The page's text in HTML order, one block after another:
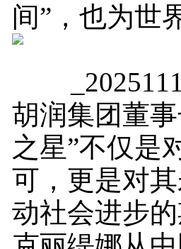
间”，也为世
胡润集团董
之星”不仅是
可，更是对
动社会进步